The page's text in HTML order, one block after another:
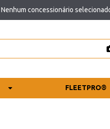
Nenhum concessionário
FLEETPRO®